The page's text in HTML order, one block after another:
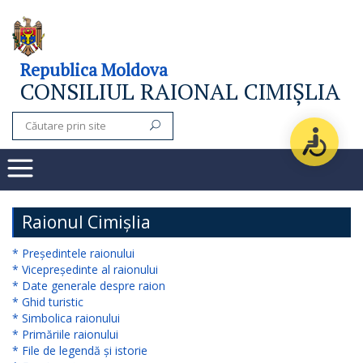
Consiliul
raional
Noutăți
Subdiviziuni
Secretarul
consiliului
raional
Aparatul
Republica Moldova
CONSILIUL RAIONAL CIMIȘLIA
Raionul Cimișlia
* Președintele raionului
* Vicepreședinte al raionului
* Date generale despre raion
* Ghid turistic
* Simbolica raionului
* Primăriile raionului
* File de legendă și istorie